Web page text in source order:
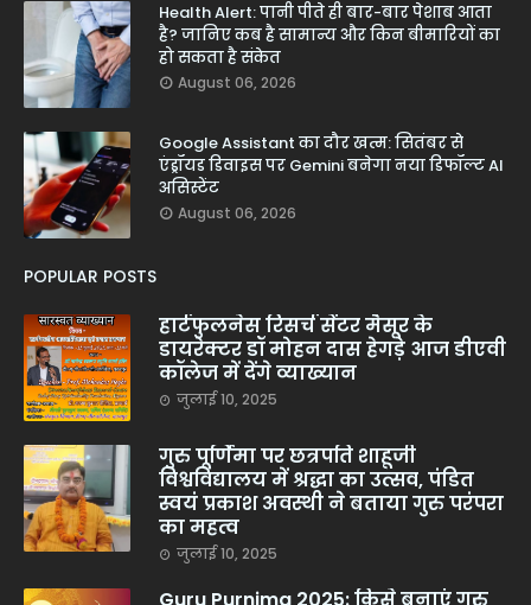
Health Alert: पानी पीते ही बार-बार पेशाब आता
है? जानिए कब है सामान्य और किन बीमारियों का
हो सकता है संकेत
August 06, 2026
Google Assistant का दौर खत्म: सितंबर से
एंड्रॉयड डिवाइस पर Gemini बनेगा नया डिफॉल्ट AI
असिस्टेंट
August 06, 2026
POPULAR POSTS
हार्टफुलनेस रिसर्च सेंटर मैसूर के
डायरेक्टर डॉ मोहन दास हेगड़े आज डीएवी
कॉलेज में देंगे व्याख्यान
जुलाई 10, 2025
गुरु पूर्णिमा पर छत्रपति शाहूजी
विश्वविद्यालय में श्रद्धा का उत्सव, पंडित
स्वयं प्रकाश अवस्थी ने बताया गुरु परंपरा
का महत्व
जुलाई 10, 2025